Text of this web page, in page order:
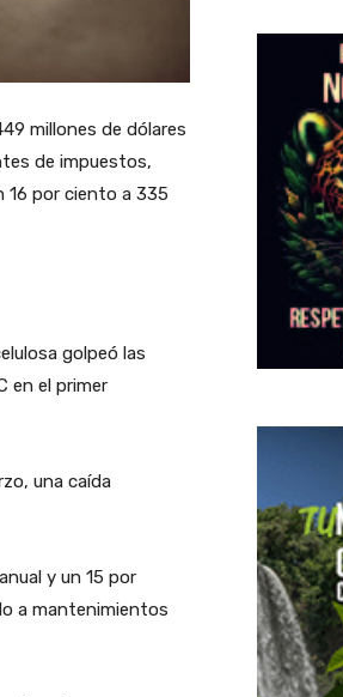
millones de dólares
de impuestos,
16 por ciento a 335
golpeó las
en el primer
una caída
y un 15 por
a mantenimientos